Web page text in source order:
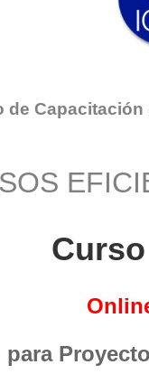
de Capacitación